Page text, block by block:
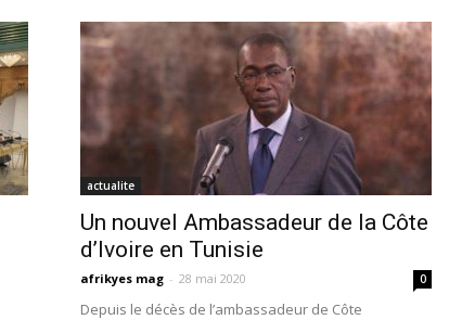
actualite
Un nouvel Ambassadeur de la Côte
d’Ivoire en Tunisie
afrikyes mag - 28 mai 2020 0
Depuis le décès de l’ambassadeur de Côte